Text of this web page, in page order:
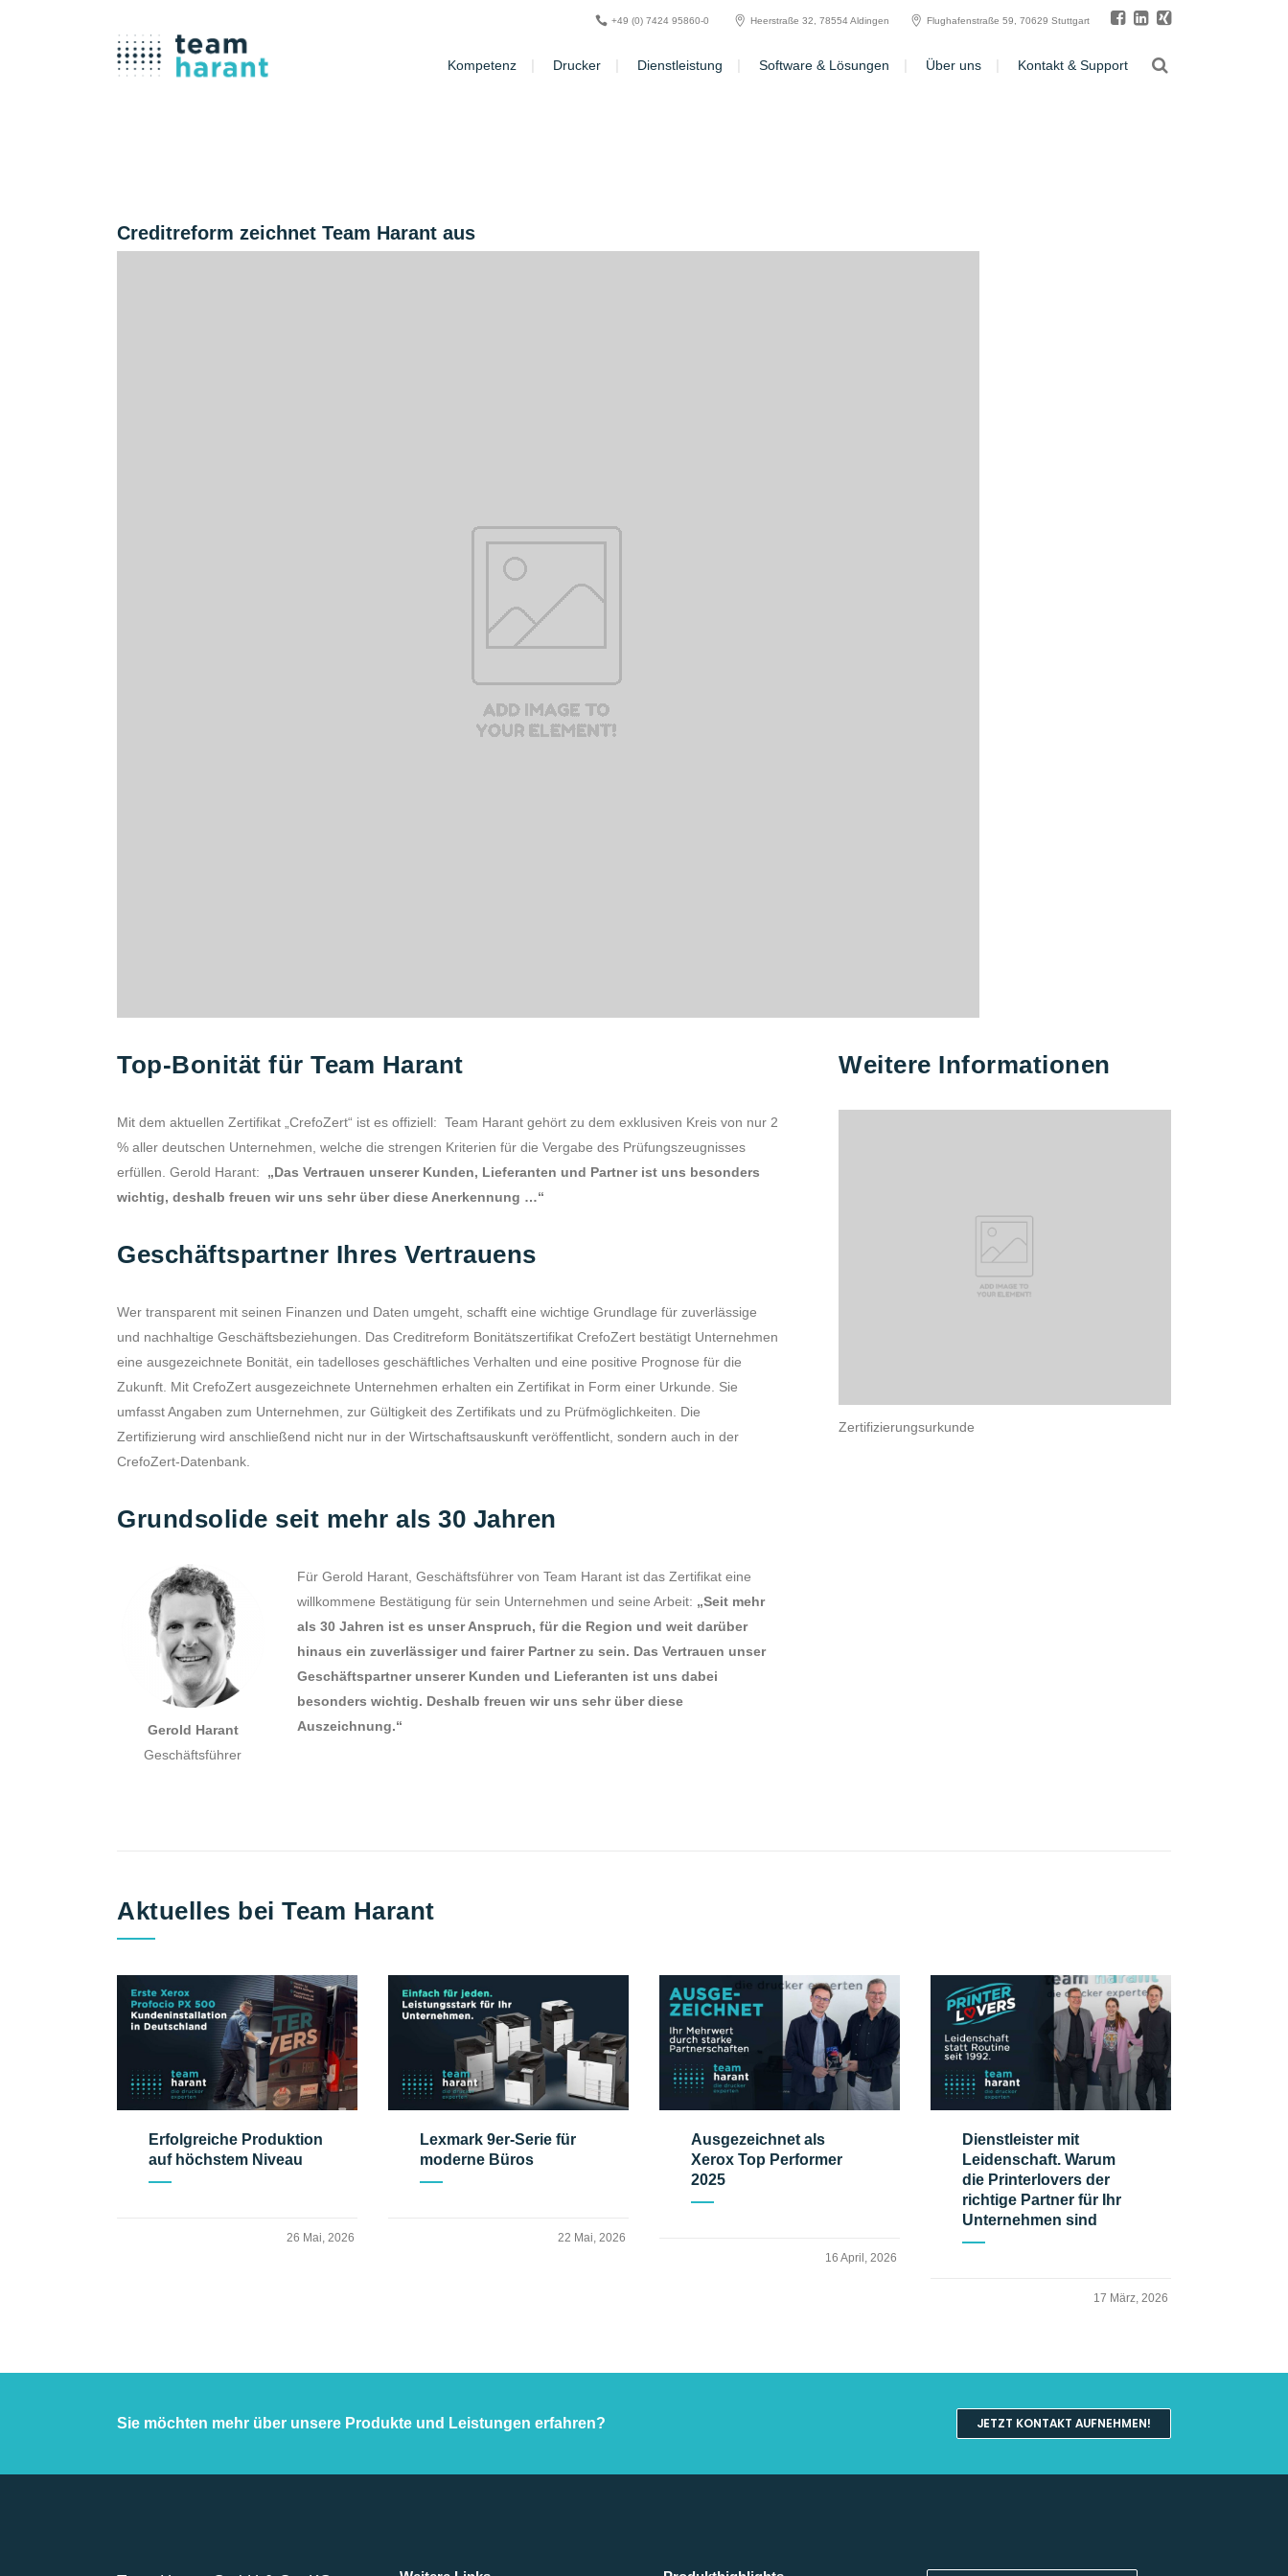
+49 (0) 7424 95860-0 Heerstraße 32, 78554 Aldingen Flughafenstraße 59, 70629 Stuttgart
Kompetenz Drucker Dienstleistung Software & Lösungen Über uns Kontakt & Support
Creditreform zeichnet Team Harant aus
Top-Bonität für Team Harant
Mit dem aktuellen Zertifikat „CrefoZert“ ist es offiziell: Team Harant gehört zu dem exklusiven Kreis von nur 2
% aller deutschen Unternehmen, welche die strengen Kriterien für die Vergabe des Prüfungszeugnisses
erfüllen. Gerold Harant: „Das Vertrauen unserer Kunden, Lieferanten und Partner ist uns besonders
wichtig, deshalb freuen wir uns sehr über diese Anerkennung …“
Geschäftspartner Ihres Vertrauens
Wer transparent mit seinen Finanzen und Daten umgeht, schafft eine wichtige Grundlage für zuverlässige
und nachhaltige Geschäftsbeziehungen. Das Creditreform Bonitätszertifikat CrefoZert bestätigt Unternehmen
eine ausgezeichnete Bonität, ein tadelloses geschäftliches Verhalten und eine positive Prognose für die
Zukunft. Mit CrefoZert ausgezeichnete Unternehmen erhalten ein Zertifikat in Form einer Urkunde. Sie
umfasst Angaben zum Unternehmen, zur Gültigkeit des Zertifikats und zu Prüfmöglichkeiten. Die
Zertifizierung wird anschließend nicht nur in der Wirtschaftsauskunft veröffentlicht, sondern auch in der
CrefoZert-Datenbank.
Grundsolide seit mehr als 30 Jahren
Gerold Harant
Geschäftsführer
Für Gerold Harant, Geschäftsführer von Team Harant ist das Zertifikat eine
willkommene Bestätigung für sein Unternehmen und seine Arbeit: „Seit mehr
als 30 Jahren ist es unser Anspruch, für die Region und weit darüber
hinaus ein zuverlässiger und fairer Partner zu sein. Das Vertrauen unser
Geschäftspartner unserer Kunden und Lieferanten ist uns dabei
besonders wichtig. Deshalb freuen wir uns sehr über diese
Auszeichnung.“
Weitere Informationen
Zertifizierungsurkunde
Aktuelles bei Team Harant
Erfolgreiche Produktion
auf höchstem Niveau
26 Mai, 2026
Lexmark 9er-Serie für
moderne Büros
22 Mai, 2026
Ausgezeichnet als
Xerox Top Performer
2025
16 April, 2026
Dienstleister mit
Leidenschaft. Warum
die Printerlovers der
richtige Partner für Ihr
Unternehmen sind
17 März, 2026
Sie möchten mehr über unsere Produkte und Leistungen erfahren? JETZT KONTAKT AUFNEHMEN!